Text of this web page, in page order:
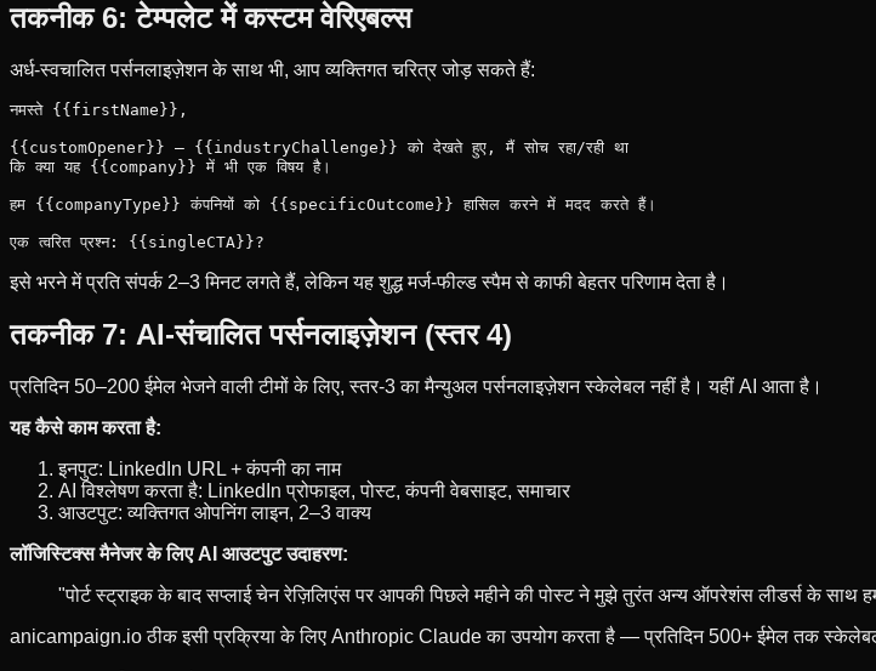
तकनीक 6: टेम्पलेट में कस्टम वेरिएबल्स
अर्ध-स्वचालित पर्सनलाइज़ेशन के साथ भी, आप व्यक्तिगत चरित्र जोड़ सकते हैं:
नमस्ते {{firstName}},
{{customOpener}} — {{industryChallenge}} को देखते हुए, मैं सोच रहा/रही था
कि क्या यह {{company}} में भी एक विषय है।
हम {{companyType}} कंपनियों को {{specificOutcome}} हासिल करने में मदद करते हैं।
इसे भरने में प्रति संपर्क 2–3 मिनट लगते हैं, लेकिन यह शुद्ध मर्ज-फील्ड स्पैम से काफी बेहतर परिणाम देता है।
तकनीक 7: AI-संचालित पर्सनलाइज़ेशन (स्तर 4)
प्रतिदिन 50–200 ईमेल भेजने वाली टीमों के लिए, स्तर-3 का मैन्युअल पर्सनलाइज़ेशन स्केलेबल नहीं है। यहीं AI आता है।
यह कैसे काम करता है:
इनपुट: LinkedIn URL + कंपनी का नाम
AI विश्लेषण करता है: LinkedIn प्रोफाइल, पोस्ट, कंपनी वेबसाइट, समाचार
आउटपुट: व्यक्तिगत ओपनिंग लाइन, 2–3 वाक्य
लॉजिस्टिक्स मैनेजर के लिए AI आउटपुट उदाहरण:
"पोर्ट स्ट्राइक के बाद सप्लाई चेन रेज़िलिएंस पर आपकी पिछले महीने की पोस्ट ने मुझे तुरंत अन्य ऑपरेशंस लीडर्स के साथ
anicampaign.io ठीक इसी प्रक्रिया के लिए Anthropic Claude का उपयोग करता है — प्रतिदिन 500+ ईमेल तक